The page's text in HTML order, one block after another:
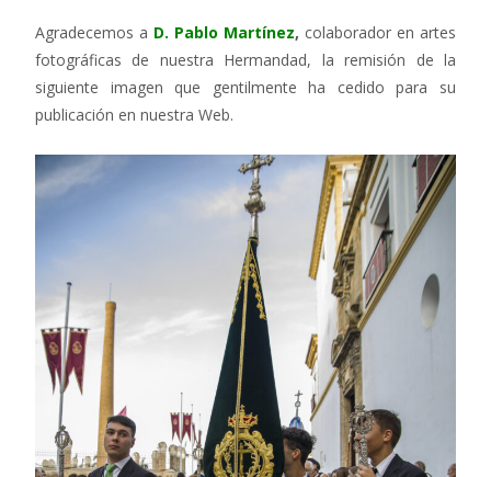
Agradecemos a D. Pablo Martínez, colaborador en artes
fotográficas de nuestra Hermandad, la remisión de la
siguiente imagen que gentilmente ha cedido para su
publicación en nuestra Web.